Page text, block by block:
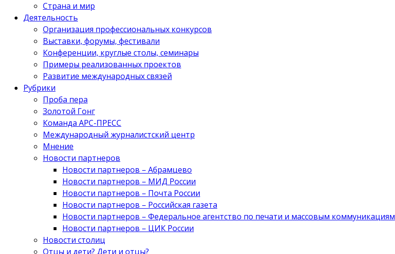
Страна и мир
Деятельность
Организация профессиональных конкурсов
Выставки, форумы, фестивали
Конференции, круглые столы, семинары
Примеры реализованных проектов
Развитие международных связей
Рубрики
Проба пера
Золотой Гонг
Команда АРС-ПРЕСС
Международный журналистский центр
Мнение
Новости партнеров
Новости партнеров – Абрамцево
Новости партнеров – МИД России
Новости партнеров – Почта России
Новости партнеров – Российская газета
Новости партнеров – Федеральное агентство по печати и массовым коммуникациям
Новости партнеров – ЦИК России
Новости столиц
Отцы и дети? Дети и отцы?